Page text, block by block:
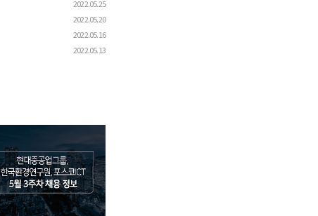
2022.05.25
2022.05.20
2022.05.16
2022.05.13